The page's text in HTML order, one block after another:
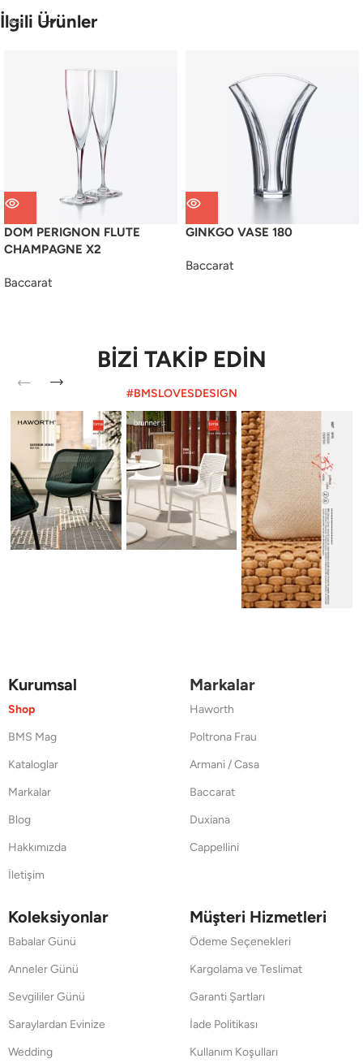
İlgili Ürünler
DOM PERIGNON FLUTE
CHAMPAGNE X2
Baccarat
GINKGO VASE 180
Baccarat
BİZİ TAKİP EDİN
#BMSLOVESDESIGN
Kurumsal
Shop
BMS Mag
Kataloglar
Markalar
Blog
Hakkımızda
İletişim
Markalar
Haworth
Poltrona Frau
Armani / Casa
Baccarat
Duxiana
Cappellini
Koleksiyonlar
Babalar Günü
Anneler Günü
Sevgililer Günü
Saraylardan Evinize
Wedding
Müşteri Hizmetleri
Ödeme Seçenekleri
Kargolama ve Teslimat
Garanti Şartları
İade Politikası
Kullanım Koşulları